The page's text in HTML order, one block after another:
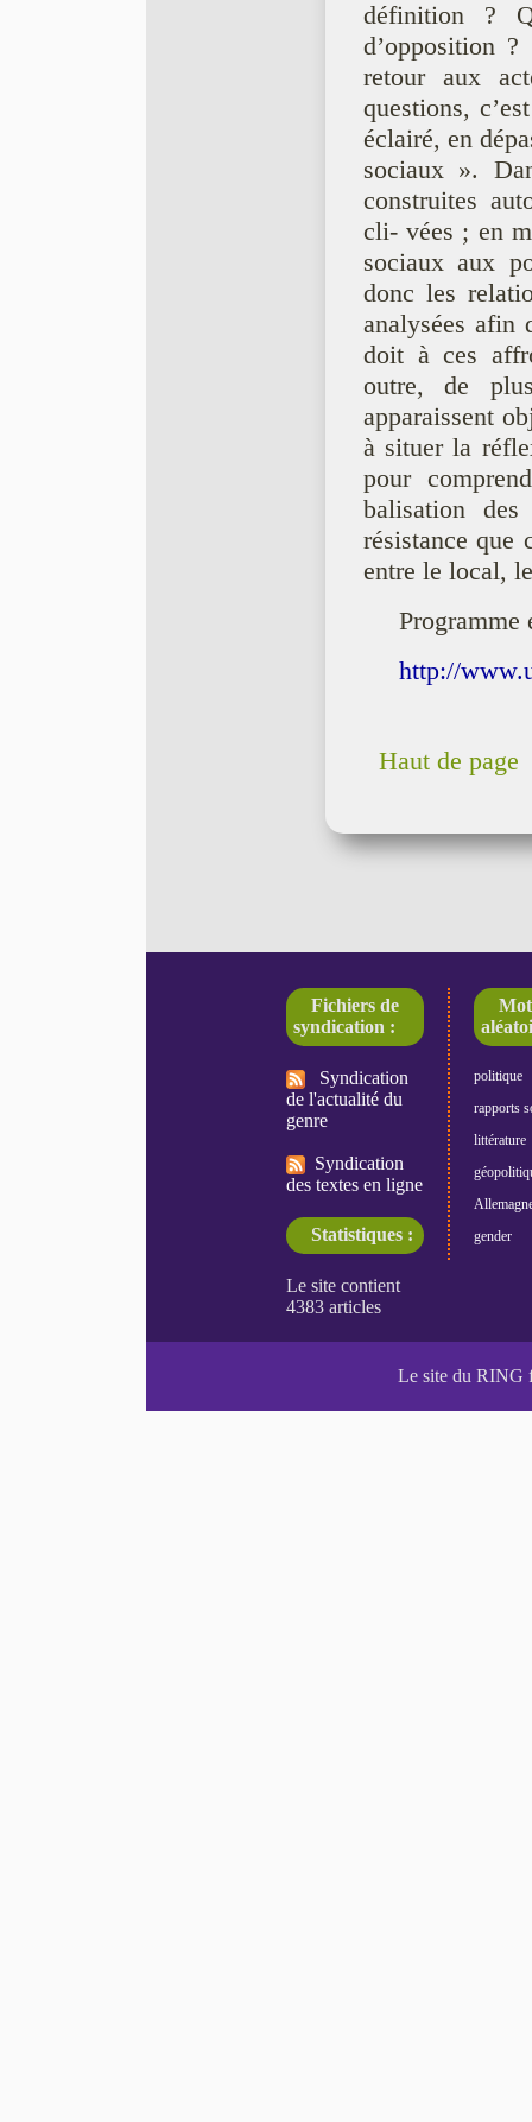
définition ?
d’opposition
retour aux
questions,
éclairé, en
sociaux ».
construites
cli- vées ; en
sociaux aux
donc les
analysées afin
doit à ces
outre, de
apparaissent
à situer la
pour
balisation
résistance que
entre le local,
Programme
http://
Haut de page
Fichiers de
syndication :
Syndication
de l'actualité du
genre
Syndication
des textes en ligne
Statistiques :
politique
rapports
littérature
gender
Le site du RING